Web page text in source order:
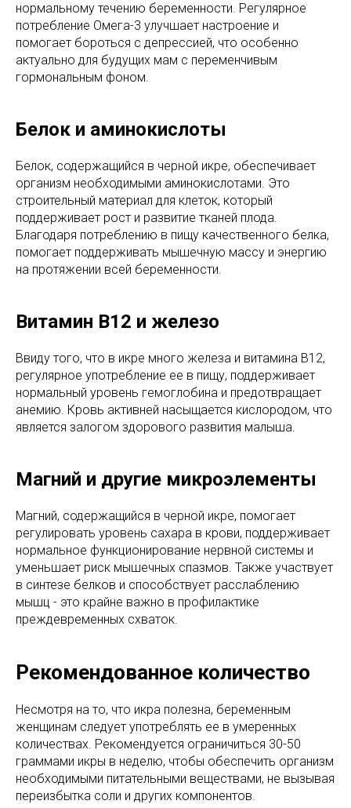
нормальному течению беременности. Регулярное
потребление Омега-3 улучшает настроение и
помогает бороться с депрессией, что особенно
актуально для будущих мам с переменчивым
гормональным фоном.
Белок и аминокислоты
Белок, содержащийся в черной икре, обеспечивает
организм необходимыми аминокислотами. Это
строительный материал для клеток, который
поддерживает рост и развитие тканей плода.
Благодаря потреблению в пищу качественного белка,
помогает поддерживать мышечную массу и энергию
на протяжении всей беременности.
Витамин B12 и железо
Ввиду того, что в икре много железа и витамина В12,
регулярное употребление ее в пищу, поддерживает
нормальный уровень гемоглобина и предотвращает
анемию. Кровь активней насыщается кислородом, что
является залогом здорового развития малыша.
Магний и другие микроэлементы
Магний, содержащийся в черной икре, помогает
регулировать уровень сахара в крови, поддерживает
нормальное функционирование нервной системы и
уменьшает риск мышечных спазмов. Также участвует
в синтезе белков и способствует расслаблению
мышц - это крайне важно в профилактике
преждевременных схваток.
Рекомендованное количество
Несмотря на то, что икра полезна, беременным
женщинам следует употреблять ее в умеренных
количествах. Рекомендуется ограничиться 30-50
граммами икры в неделю, чтобы обеспечить организм
необходимыми питательными веществами, не вызывая
переизбытка соли и других компонентов.